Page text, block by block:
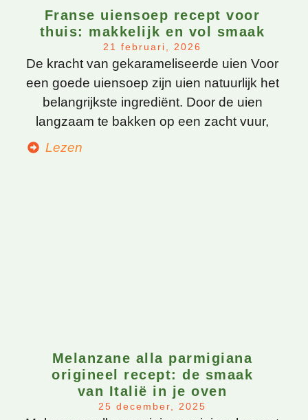
Franse uiensoep recept voor
thuis: makkelijk en vol smaak
21 februari, 2026
De kracht van gekarameliseerde uien Voor
een goede uiensoep zijn uien natuurlijk het
belangrijkste ingrediënt. Door de uien
langzaam te bakken op een zacht vuur,
Lezen
Melanzane alla parmigiana
origineel recept: de smaak
van Italië in je oven
25 december, 2025